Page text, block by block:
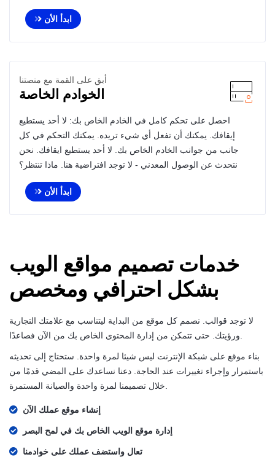
ابدأ الأن
أبق على القمة مع منصتنا
الخوادم الخاصة
احصل على تحكم كامل في الخادم الخاص بك: لا أحد يستطيع
إيقافك. يمكنك أن تفعل أي شيء تريده. يمكنك التحكم في كل
جانب من جوانب الخادم الخاص بك. لا أحد يستطيع ايقافك. نحن
نتحدث عن الوصول المعدني - لا توجد افتراضية هنا. ماذا تنتظر؟
ابدأ الأن
خدمات تصميم مواقع الويب
بشكل احترافي ومخصص
لا توجد قوالب. نصمم كل موقع من البداية ليتناسب مع علامتك التجارية
بناء موقع على شبكة الإنترنت ليس شيئا لمرة واحدة. ستحتاج إلى تحديثه
باستمرار وإجراء تغييرات عند الحاجة. دعنا نساعدك على المضي قدمًا من
إنشاء موقع عملك الآن
إدارة موقع الويب الخاص بك في لمح البصر
تعال واستضف عملك على خوادمنا